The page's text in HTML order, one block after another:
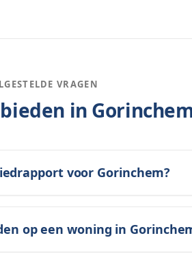
VRAGEN
in
voor Gorinchem?
op een woning in